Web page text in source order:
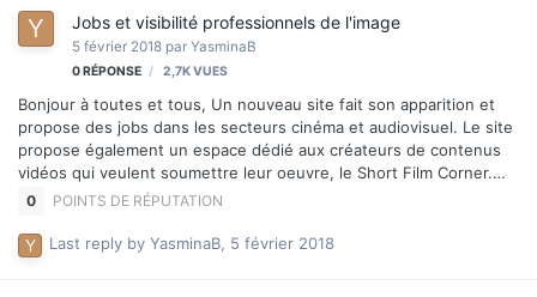
Jobs et visibilité professionnels de l'image
5 février 2018 par YasminaB
0RÉPONSE 2,7KVUES
Bonjour à toutes et tous, Un nouveau site fait son apparition et
propose des jobs dans les secteurs cinéma et audiovisuel. Le site
propose également un espace dédié aux créateurs de contenus
vidéos qui veulent soumettre leur oeuvre, le Short Film Corner.
Last reply by YasminaB, 5 février 2018
0 POINTS DE RÉPUTATION